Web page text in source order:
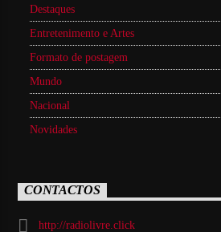
Destaques
Entretenimento e Artes
Formato de postagem
Mundo
Nacional
Novidades
CONTACTOS
http://radiolivre.click